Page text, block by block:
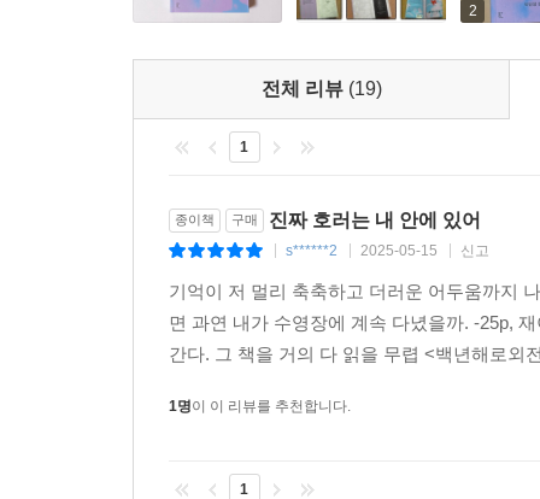
2
전체 리뷰 (19)
1
종이책 구매 진짜 호러는 내 안에 있어
s******2 2025-05-15 신고
기억이 저 멀리 축축하고 더러운 어두움까지
면 과연 내가 수영장에 계속 다녔을까. -25p,
간다. 그 책을 거의 다 읽을 무렵 <백년해로외
1명이 이 리뷰를 추천합니다.
1